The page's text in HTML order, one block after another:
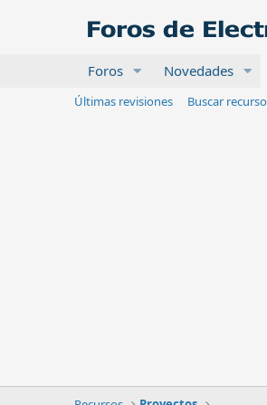
Foros Novedades
Últimas revisiones Buscar